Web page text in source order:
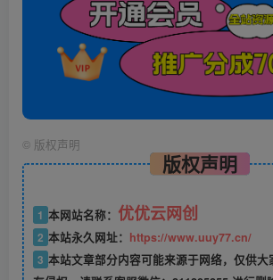
© 版权声明
版权声明
1 本网站名称： 优优云网创
2 本站永久网址： https://www.uuy77.cn/
3 本站文章部分内容可能来源于网络，仅供大